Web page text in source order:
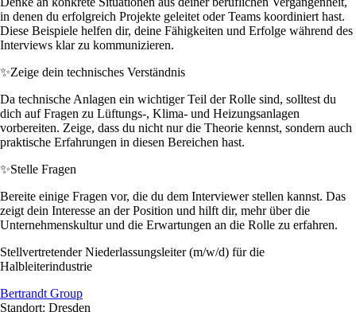
in denen du erfolgreich Projekte geleitet oder Teams koordiniert hast.
Diese Beispiele helfen dir, deine Fähigkeiten und Erfolge während des
Interviews klar zu kommunizieren.
✨Zeige dein technisches Verständnis
Da technische Anlagen ein wichtiger Teil der Rolle sind, solltest du
dich auf Fragen zu Lüftungs-, Klima- und Heizungsanlagen
vorbereiten. Zeige, dass du nicht nur die Theorie kennst, sondern auch
praktische Erfahrungen in diesen Bereichen hast.
✨Stelle Fragen
Bereite einige Fragen vor, die du dem Interviewer stellen kannst. Das
zeigt dein Interesse an der Position und hilft dir, mehr über die
Unternehmenskultur und die Erwartungen an die Rolle zu erfahren.
Stellvertretender Niederlassungsleiter (m/w/d) für die
Halbleiterindustrie
Bertrandt Group
Standort: Dresden